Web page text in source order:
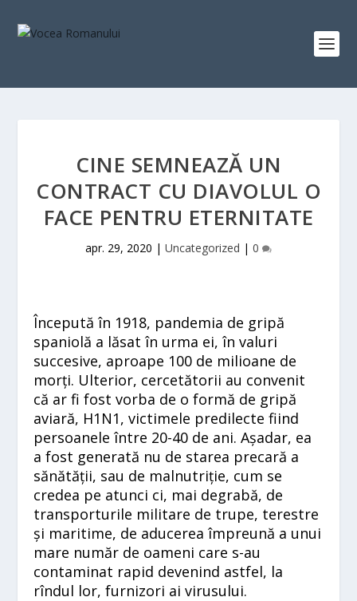
CINE SEMNEAZĂ UN
CONTRACT CU DIAVOLUL O
FACE PENTRU ETERNITATE
apr. 29, 2020 | Uncategorized | 0
Începută în 1918, pandemia de gripă
spaniolă a lăsat în urma ei, în valuri
succesive, aproape 100 de milioane de
morți. Ulterior, cercetătorii au convenit
că ar fi fost vorba de o formă de gripă
aviară, H1N1, victimele predilecte fiind
persoanele între 20-40 de ani. Așadar, ea
a fost generată nu de starea precară a
sănătății, sau de malnutriție, cum se
credea pe atunci ci, mai degrabă, de
transporturile militare de trupe, terestre
și maritime, de aducerea împreună a unui
mare număr de oameni care s-au
contaminat rapid devenind astfel, la
rîndul lor, furnizori ai virusului.